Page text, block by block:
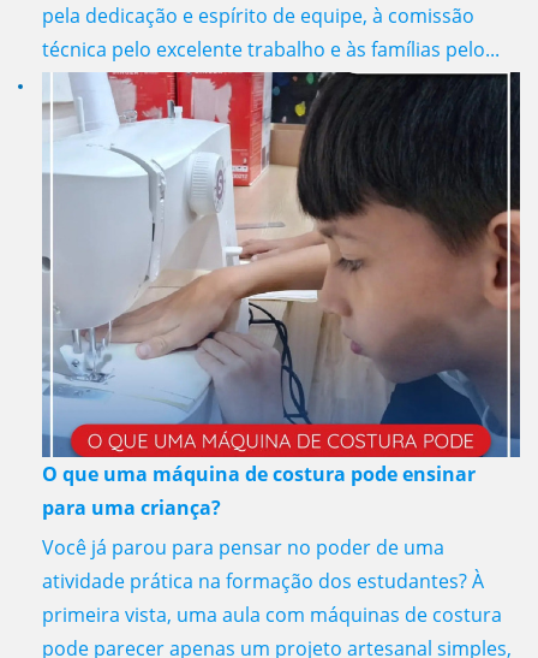
pela dedicação e espírito de equipe, à comissão
técnica pelo excelente trabalho e às famílias pelo...
O que uma máquina de costura pode ensinar
para uma criança?
Você já parou para pensar no poder de uma
atividade prática na formação dos estudantes? À
primeira vista, uma aula com máquinas de costura
pode parecer apenas um projeto artesanal simples,